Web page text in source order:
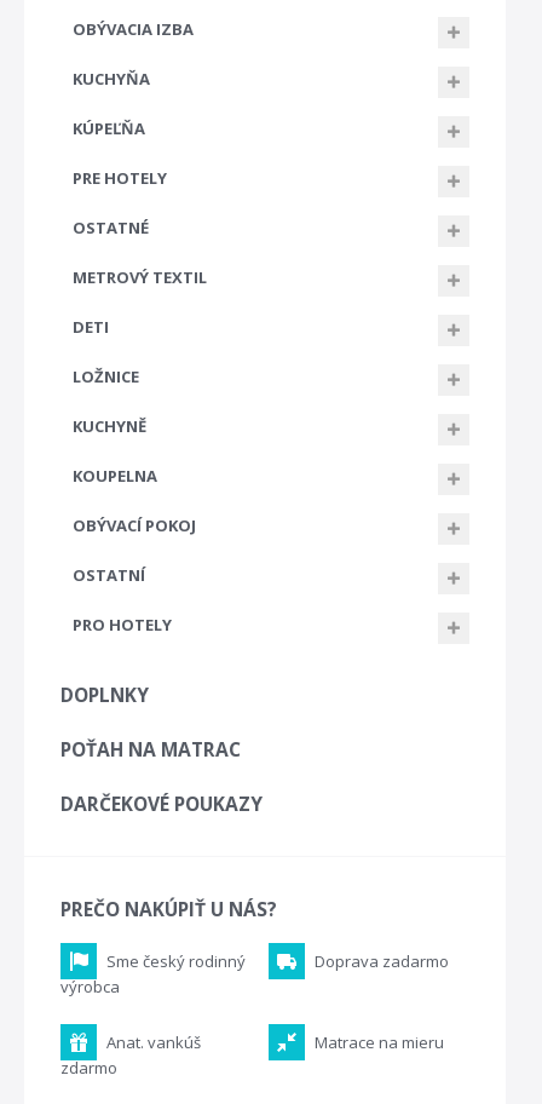
OBÝVACIA IZBA
KUCHYŇA
KÚPEĽŇA
PRE HOTELY
OSTATNÉ
METROVÝ TEXTIL
DETI
LOŽNICE
KUCHYNĚ
KOUPELNA
OBÝVACÍ POKOJ
OSTATNÍ
PRO HOTELY
DOPLNKY
POŤAH NA MATRAC
DARČEKOVÉ POUKAZY
PREČO NAKÚPIŤ U NÁS?
Sme český rodinný
výrobca
Doprava zadarmo
Anat. vankúš
zdarmo
Matrace na mieru